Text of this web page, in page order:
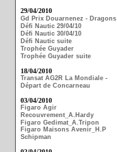
29/04/2010
Gd Prix Douarnenez - Dragons
Défi Nautic 29/04/10
Défi Nautic 30/04/10
Défi Nautic suite
Trophée Guyader
Trophée Guyader suite
18/04/2010
Transat AG2R La Mondiale -
Départ de Concarneau
03/04/2010
Figaro Agir
Recouvrement_A.Hardy
Figaro Gedimat_A.Tripon
Figaro Maisons Avenir_H.P
Schipman